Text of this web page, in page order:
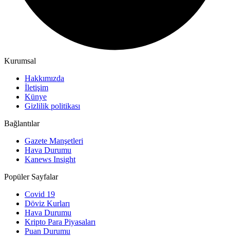
Kurumsal
Hakkımızda
İletişim
Künye
Gizlilik politikası
Bağlantılar
Gazete Manşetleri
Hava Durumu
Kanews Insight
Popüler Sayfalar
Covid 19
Döviz Kurları
Hava Durumu
Kripto Para Piyasaları
Puan Durumu